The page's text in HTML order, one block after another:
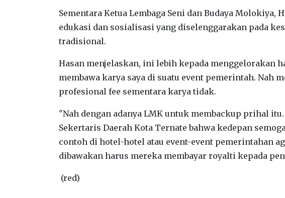
Sementara Ketua Lembaga Seni dan Budaya Molokiya,
edukasi dan sosialisasi yang diselenggarakan pada
tradisional.
Hasan menjelaskan, ini lebih kepada menggelorakan
membawa karya saya di suatu event pemerintah. Nah
profesional fee sementara karya tidak.
"Nah dengan adanya LMK untuk membackup prihal
Sekertaris Daerah Kota Ternate bahwa kedepan
contoh di hotel-hotel atau event-event pemerintahan
dibawakan harus mereka membayar royalti kepada
(red)